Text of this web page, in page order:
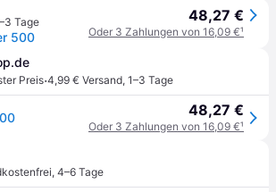
Tage
500
48,27 €
Oder 3 Zahlungen von 16,09 €¹
Preis·4,99 € Versand, 1–3 Tage
48,27 €
Oder 3 Zahlungen von 16,09 €¹
, 4–6 Tage